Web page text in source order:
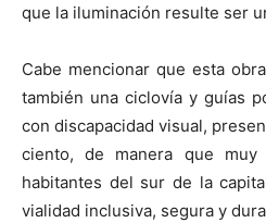
que la iluminación resulte ser
Cabe mencionar que esta
también una ciclovía y guías
con discapacidad visual,
ciento, de manera que
habitantes del sur de la
vialidad inclusiva, segura y